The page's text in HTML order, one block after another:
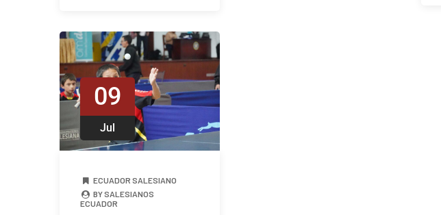
09
Jul
ECUADOR SALESIANO
BY SALESIANOS
ECUADOR